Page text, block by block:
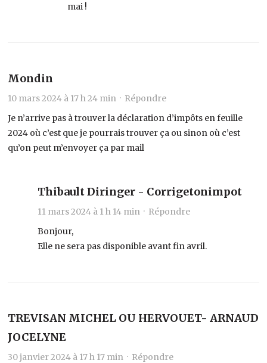
mai !
Mondin
10 mars 2024 à 17 h 24 min · Répondre
Je n’arrive pas à trouver la déclaration d’impôts en feuille
2024 où c’est que je pourrais trouver ça ou sinon où c’est
qu’on peut m’envoyer ça par mail
Thibault Diringer - Corrigetonimpot
11 mars 2024 à 1 h 14 min · Répondre
Bonjour,
Elle ne sera pas disponible avant fin avril.
TREVISAN MICHEL OU HERVOUET- ARNAUD
JOCELYNE
30 janvier 2024 à 17 h 17 min · Répondre